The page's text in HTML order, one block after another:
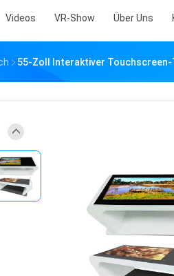
Videos VR-Show Über Uns
55-Zoll Interaktiver